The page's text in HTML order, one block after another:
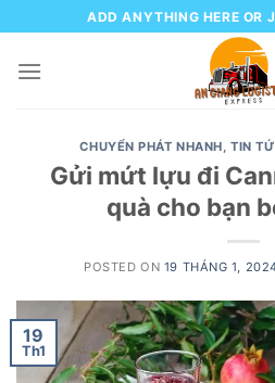
to
content
ADD ANYTHING HERE OR
CHUYỂN PHÁT NHANH,TIN
Gửi mứt lựu đi
quà cho bạn
POSTED ON 19 THÁNG 1,
19
Th1